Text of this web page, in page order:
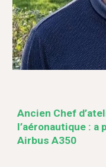
Ancien Chef
l’aéronautique : a
Airbus A350